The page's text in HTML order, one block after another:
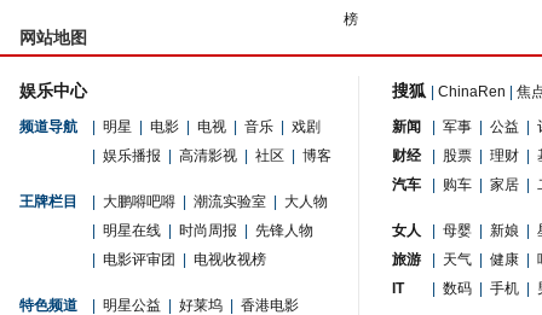
榜
网站地图
娱乐中心
频道导航 明星 电影 电视 音乐
戏剧
娱乐播报 高清影视 社区 博客
王牌栏目 大鹏嘚吧嘚 潮流实验室
大人物
明星在线 时尚周报
先锋人物
电影评审团 电视收视榜
特色频道 明星公益 好莱坞
香港电影
搜狐 ChinaRen 焦
新闻 军事 公益
财经
股票 理财
汽车
购车 家居
女人 母婴 新娘
旅游
天气 健康
IT
数码 手机